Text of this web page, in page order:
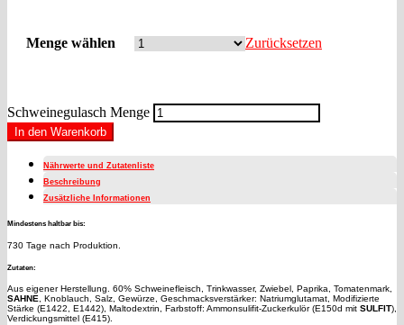
Menge wählen Zurücksetzen
Schweinegulasch Menge
In den Warenkorb
Nährwerte und Zutatenliste
Beschreibung
Zusätzliche Informationen
Mindestens haltbar bis:
730 Tage nach Produktion.
Zutaten:
Aus eigener Herstellung. 60% Schweinefleisch, Trinkwasser, Zwiebel, Paprika, Tomatenmark,
SAHNE, Knoblauch, Salz, Gewürze, Geschmacksverstärker: Natriumglutamat, Modifizierte
Stärke (E1422, E1442), Maltodextrin, Farbstoff: Ammonsulifit-Zuckerkulör (E150d mit SULFIT),
Verdickungsmittel (E415).